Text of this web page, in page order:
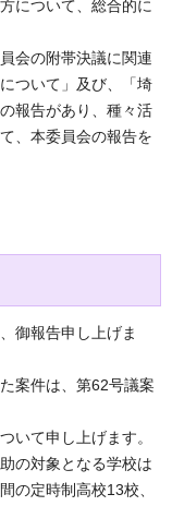
について、総合的に
会の附帯決議に関連
ついて」及び、「埼
報告があり、種々活
、本委員会の報告を
御報告申し上げま
案件は、第62号議案
いて申し上げます。
の対象となる学校は
の定時制高校13校、